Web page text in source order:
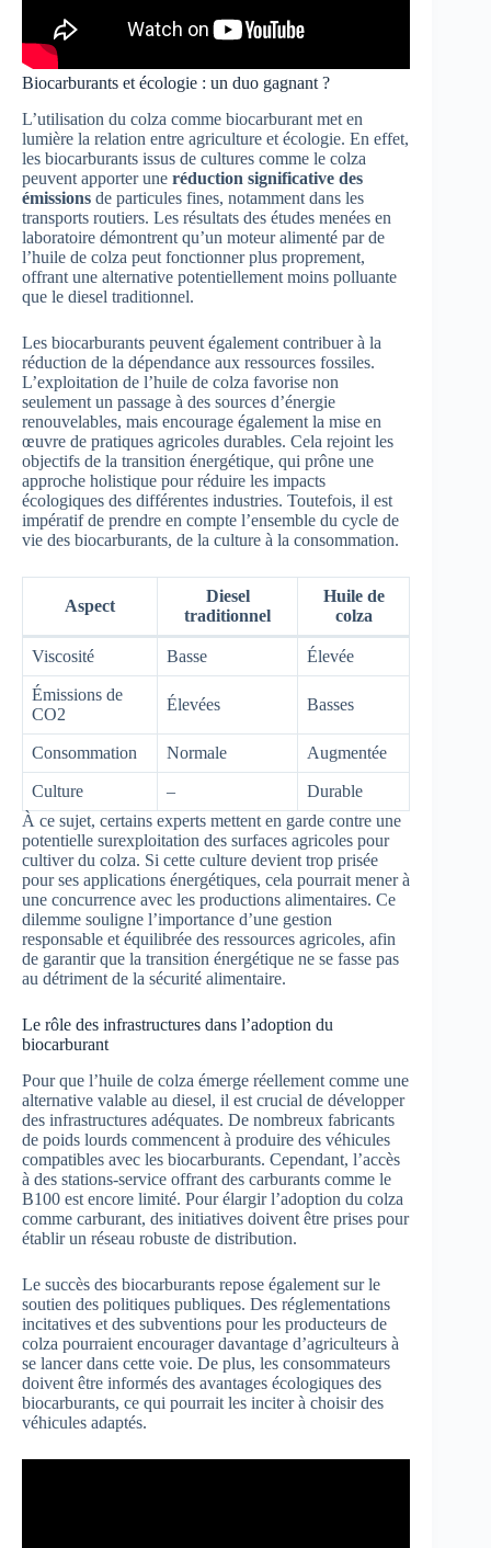
Biocarburants et écologie : un duo gagnant ?
L’utilisation du colza comme biocarburant met en
lumière la relation entre agriculture et écologie. En effet,
les biocarburants issus de cultures comme le colza
peuvent apporter une réduction significative des
émissions de particules fines, notamment dans les
transports routiers. Les résultats des études menées en
laboratoire démontrent qu’un moteur alimenté par de
l’huile de colza peut fonctionner plus proprement,
offrant une alternative potentiellement moins polluante
que le diesel traditionnel.
Les biocarburants peuvent également contribuer à la
réduction de la dépendance aux ressources fossiles.
L’exploitation de l’huile de colza favorise non
seulement un passage à des sources d’énergie
renouvelables, mais encourage également la mise en
œuvre de pratiques agricoles durables. Cela rejoint les
objectifs de la transition énergétique, qui prône une
approche holistique pour réduire les impacts
écologiques des différentes industries. Toutefois, il est
impératif de prendre en compte l’ensemble du cycle de
vie des biocarburants, de la culture à la consommation.
Aspect
Diesel
traditionnel
Huile de
colza
Viscosité Basse Élevée
Émissions de
CO2
Élevées Basses
Consommation Normale Augmentée
Culture –
Durable
À ce sujet, certains experts mettent en garde contre une
potentielle surexploitation des surfaces agricoles pour
cultiver du colza. Si cette culture devient trop prisée
pour ses applications énergétiques, cela pourrait mener à
une concurrence avec les productions alimentaires. Ce
dilemme souligne l’importance d’une gestion
responsable et équilibrée des ressources agricoles, afin
de garantir que la transition énergétique ne se fasse pas
au détriment de la sécurité alimentaire.
Le rôle des infrastructures dans l’adoption du
biocarburant
Pour que l’huile de colza émerge réellement comme une
alternative valable au diesel, il est crucial de développer
des infrastructures adéquates. De nombreux fabricants
de poids lourds commencent à produire des véhicules
compatibles avec les biocarburants. Cependant, l’accès
à des stations-service offrant des carburants comme le
B100 est encore limité. Pour élargir l’adoption du colza
comme carburant, des initiatives doivent être prises pour
établir un réseau robuste de distribution.
Le succès des biocarburants repose également sur le
soutien des politiques publiques. Des réglementations
incitatives et des subventions pour les producteurs de
colza pourraient encourager davantage d’agriculteurs à
se lancer dans cette voie. De plus, les consommateurs
doivent être informés des avantages écologiques des
biocarburants, ce qui pourrait les inciter à choisir des
véhicules adaptés.